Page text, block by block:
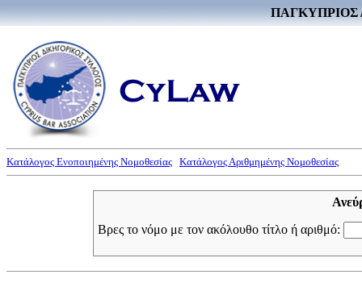
ΠΑΓΚΥΠΡΙΟΣ
Κατάλογος Ενοποιημένης Νομοθεσίας Κατάλογος Αριθμημένης Νομοθεσίας
Βρες το νόμο με τον ακόλουθο τίτλο ή αριθμό: